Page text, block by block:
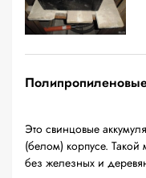
Это свинцовые
(белом) корпусе.
без железных и